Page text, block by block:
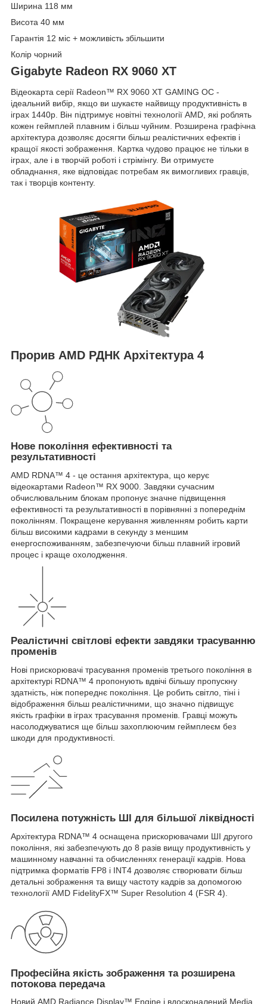
Ширина 118 мм
Висота 40 мм
Гарантія 12 міс + можливість збільшити
Колір чорний
Gigabyte Radeon RX 9060 XT
Відеокарта серії Radeon™ RX 9060 XT GAMING OC -
ідеальний вибір, якщо ви шукаєте найвищу продуктивність в
іграх 1440p. Він підтримує новітні технології AMD, які роблять
кожен геймплей плавним і більш чуйним. Розширена графічна
архітектура дозволяє досягти більш реалістичних ефектів і
кращої якості зображення. Картка чудово працює не тільки в
іграх, але і в творчій роботі і стрімінгу. Ви отримуєте
обладнання, яке відповідає потребам як вимогливих гравців,
так і творців контенту.
Прорив AMD РДНК Архітектура 4
Нове покоління ефективності та
результативності
AMD RDNA™ 4 - це остання архітектура, що керує
відеокартами Radeon™ RX 9000. Завдяки сучасним
обчислювальним блокам пропонує значне підвищення
ефективності та результативності в порівнянні з попереднім
поколінням. Покращене керування живленням робить карти
більш високими кадрами в секунду з меншим
енергоспоживанням, забезпечуючи більш плавний ігровий
процес і краще охолодження.
Реалістичні світлові ефекти завдяки трасуванню
променів
Нові прискорювачі трасування променів третього покоління в
архітектурі RDNA™ 4 пропонують вдвічі більшу пропускну
здатність, ніж попереднє покоління. Це робить світло, тіні і
відображення більш реалістичними, що значно підвищує
якість графіки в іграх трасування променів. Гравці можуть
насолоджуватися ще більш захоплюючим геймплеєм без
шкоди для продуктивності.
Посилена потужність ШІ для більшої ліквідності
Архітектура RDNA™ 4 оснащена прискорювачами ШІ другого
покоління, які забезпечують до 8 разів вищу продуктивність у
машинному навчанні та обчисленнях генерації кадрів. Нова
підтримка форматів FP8 і INT4 дозволяє створювати більш
детальні зображення та вищу частоту кадрів за допомогою
технології AMD FidelityFX™ Super Resolution 4 (FSR 4).
Професійна якість зображення та розширена
потокова передача
Новий AMD Radiance Display™ Engine і вдосконалений Media